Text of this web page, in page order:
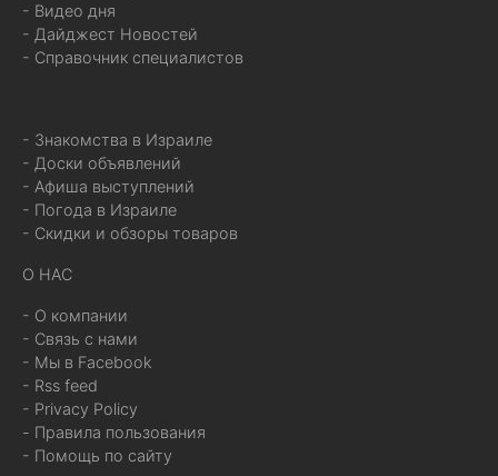
- Видео дня
- Дайджест Новостей
- Справочник специалистов
- Знакомства в Израиле
- Доски объявлений
- Афиша выступлений
- Погода в Израиле
- Скидки и обзоры товаров
О НАС
- О компании
- Связь с нами
- Мы в Facebook
- Rss feed
- Privacy Policy
- Правила пользования
- Помощь по сайту